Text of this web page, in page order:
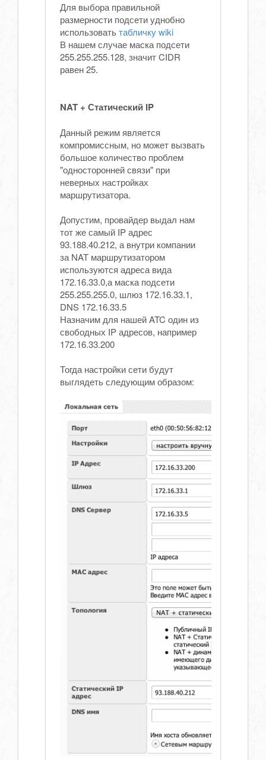
Для выбора правильной
размерности подсети уднобно
использоватьтабличку wiki
В нашем случае маска подсети
255.255.255.128, значит CIDR
равен 25.
NAT + Статический IP
Данный режим является
компромиссным, но может вызвать
большое количество проблем
"односторонней связи" при
неверных настройках
маршрутизатора.
Допустим, провайдер выдал нам
тот же самый IP адрес
93.188.40.212, а внутри компании
за NAT маршрутизатором
используются адреса вида
172.16.33.0,а маска подсети
255.255.255.0, шлюз 172.16.33.1,
DNS 172.16.33.5
Назначим для нашей ATC один из
свободных IP адресов, например
172.16.33.200
Тогда настройки сети будут
выглядеть следующим образом: